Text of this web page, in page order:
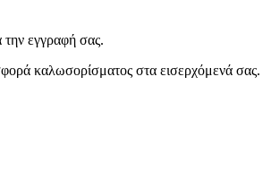
την εγγραφή σας.
καλωσορίσματος στα εισερχόμενά σας.